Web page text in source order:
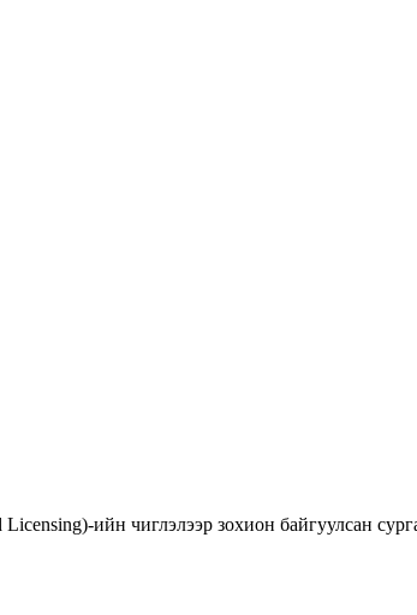
ийн чиглэлээр зохион байгуулсан